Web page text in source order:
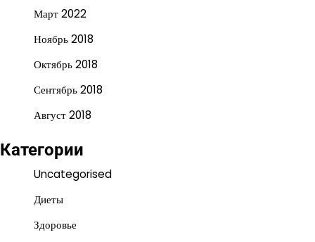
Март 2022
Ноябрь 2018
Октябрь 2018
Сентябрь 2018
Август 2018
Категории
Uncategorised
Диеты
Здоровье